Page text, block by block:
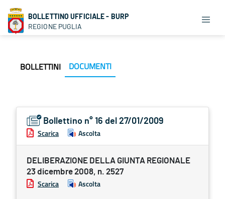
BOLLETTINO UFFICIALE - BURP
REGIONE PUGLIA
BOLLETTINI DOCUMENTI
Bollettino n° 16 del 27/01/2009
Scarica Ascolta
DELIBERAZIONE DELLA GIUNTA REGIONALE
23 dicembre 2008, n. 2527
Scarica Ascolta